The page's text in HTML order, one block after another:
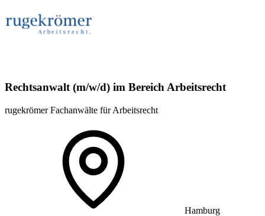
Rechtsanwalt (m/w/d) im Bereich Arbeitsrecht
rugekrömer Fachanwälte für Arbeitsrecht
Hamburg